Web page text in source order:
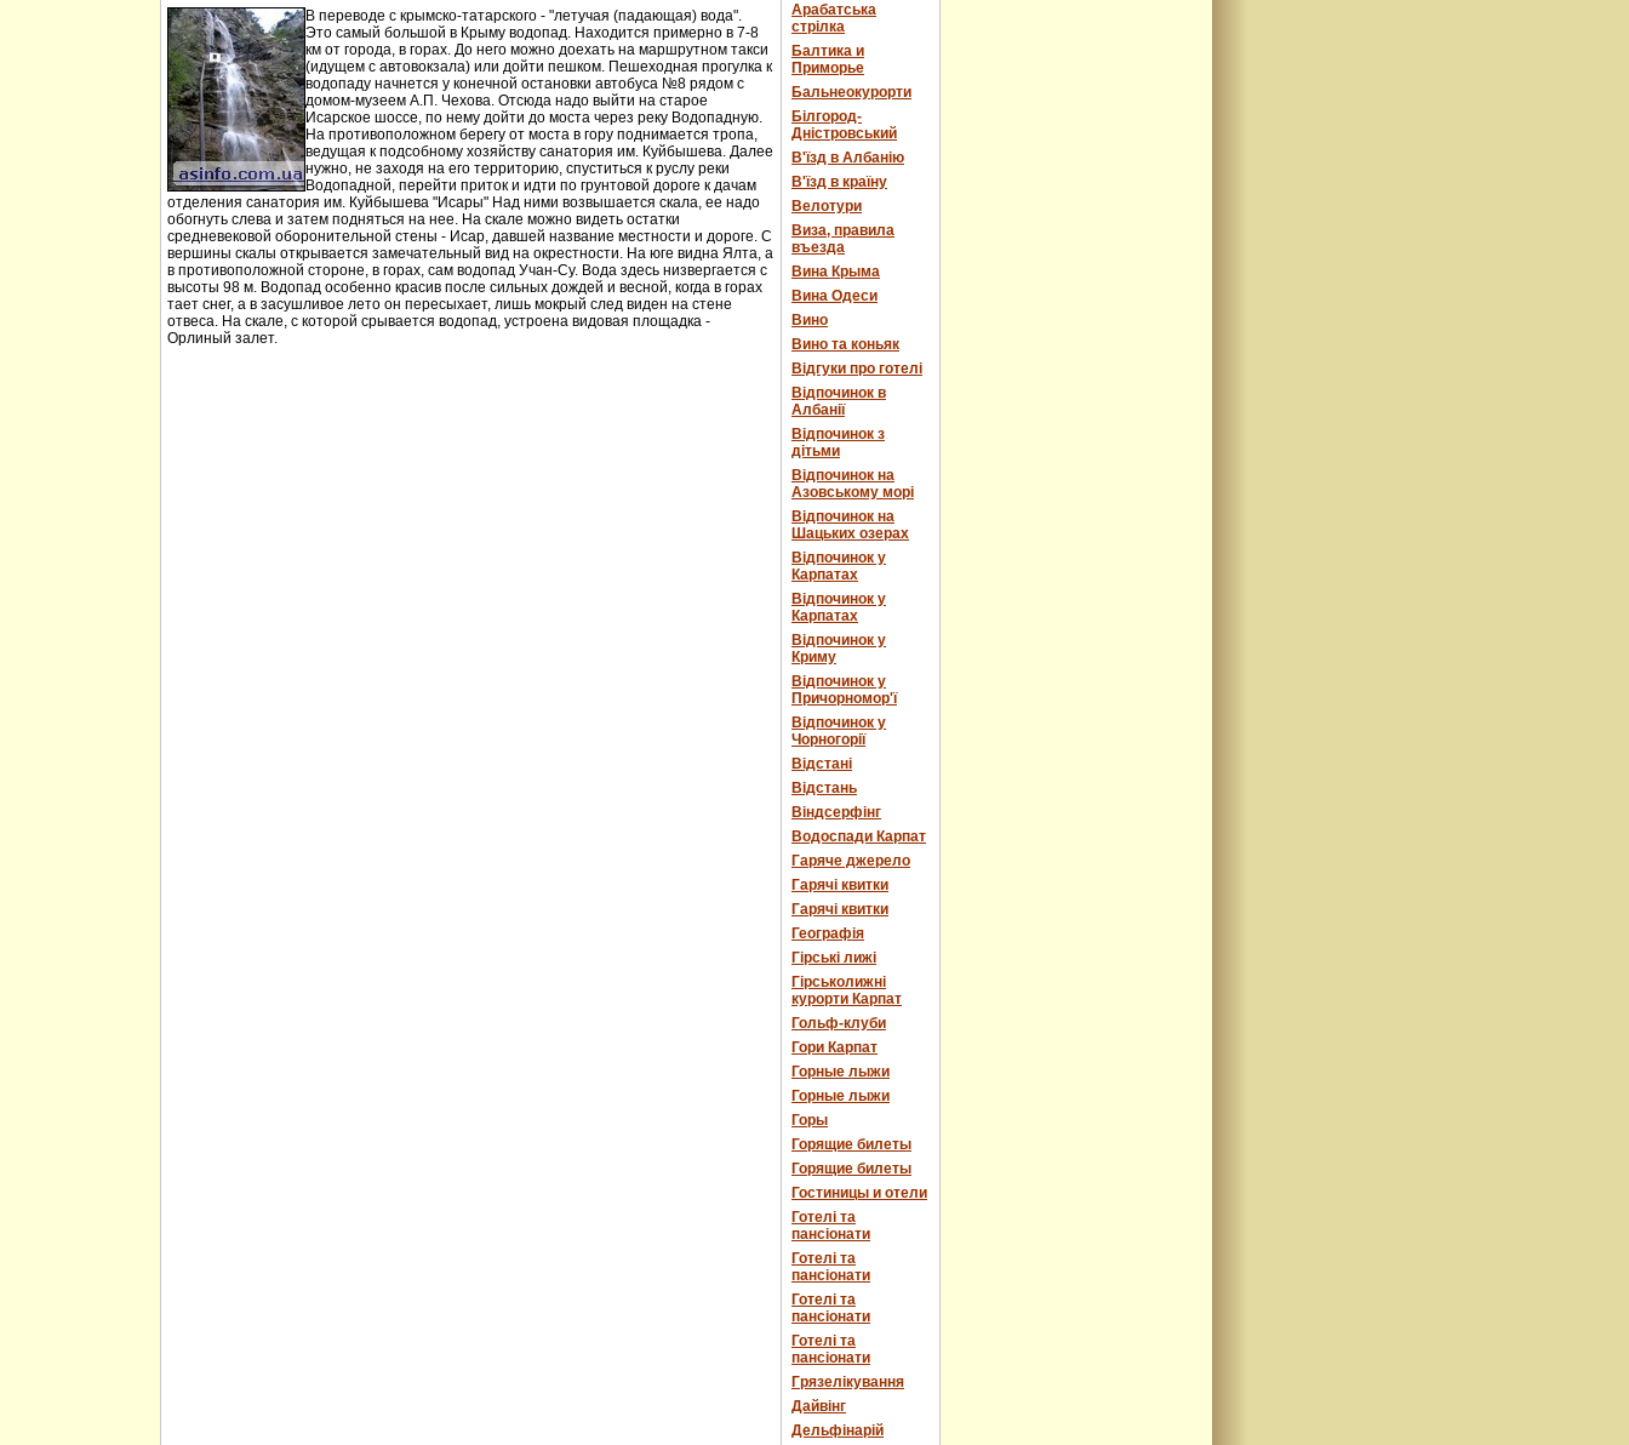
В переводе с крымско-татарского - "летучая (падающая) вода".
Это самый большой в Крыму водопад. Находится примерно в 7-8
км от города, в горах. До него можно доехать на маршрутном такси
(идущем с автовокзала) или дойти пешком. Пешеходная прогулка к
водопаду начнется у конечной остановки автобуса №8 рядом с
домом-музеем А.П. Чехова. Отсюда надо выйти на старое
Исарское шоссе, по нему дойти до моста через реку Водопадную.
На противоположном берегу от моста в гору поднимается тропа,
ведущая к подсобному хозяйству санатория им. Куйбышева. Далее
нужно, не заходя на его территорию, спуститься к руслу реки
Водопадной, перейти приток и идти по грунтовой дороге к дачам
отделения санатория им. Куйбышева "Исары" Над ними возвышается скала, ее надо
обогнуть слева и затем подняться на нее. На скале можно видеть остатки
средневековой оборонительной стены - Исар, давшей название местности и дороге. С
вершины скалы открывается замечательный вид на окрестности. На юге видна Ялта, а
в противоположной стороне, в горах, сам водопад Учан-Су. Вода здесь низвергается с
высоты 98 м. Водопад особенно красив после сильных дождей и весной, когда в горах
тает снег, а в засушливое лето он пересыхает, лишь мокрый след виден на стене
отвеса. На скале, с которой срывается водопад, устроена видовая площадка -
Орлиный залет.
Арабатська
стрілка
Балтика и
Приморье
Бальнеокурорти
Білгород-
Дністровський
В'їзд в Албанію
В'їзд в країну
Велотури
Виза, правила
въезда
Вина Крыма
Вина Одеси
Вино
Вино та коньяк
Відгуки про готелі
Відпочинок в
Албанії
Відпочинок з
дітьми
Відпочинок на
Азовському морі
Відпочинок на
Шацьких озерах
Відпочинок у
Карпатах
Відпочинок у
Карпатах
Відпочинок у
Криму
Відпочинок у
Причорномор'ї
Відпочинок у
Чорногорії
Відстані
Відстань
Віндсерфінг
Водоспади Карпат
Гаряче джерело
Гарячі квитки
Гарячі квитки
Географія
Гірські лижі
Гірськолижні
курорти Карпат
Гольф-клуби
Гори Карпат
Горные лыжи
Горные лыжи
Горы
Горящие билеты
Горящие билеты
Гостиницы и отели
Готелі та
пансіонати
Готелі та
пансіонати
Готелі та
пансіонати
Готелі та
пансіонати
Грязелікування
Дайвінг
Дельфінарій